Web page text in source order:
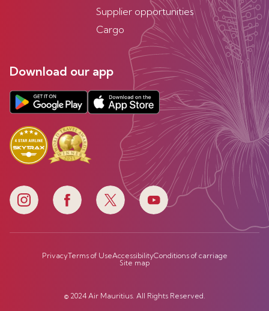
Supplier opportunities
Cargo
Download our app
PrivacyTerms of UseAccessibilityConditions of carriage
Site map
© 2024 Air Mauritius. All Rights Reserved.